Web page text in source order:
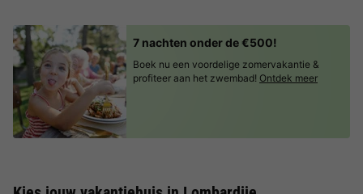
7 nachten onder de €500!
Boek nu een voordelige zomervakantie &
profiteer aan het zwembad! Ontdek meer